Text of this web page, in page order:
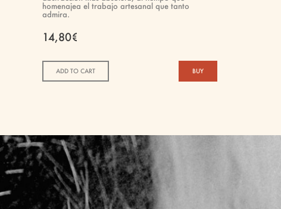
homenajea el trabajo artesanal que tanto
admira.
14,80€
ADD TO CART BUY